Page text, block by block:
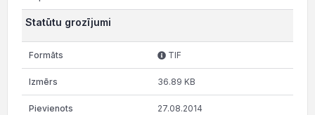
Statūtu grozījumi
TIF
36.89 KB
27.08.2014